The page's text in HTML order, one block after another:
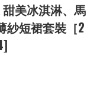
美冰淇淋、馬
紗短裙套裝［2